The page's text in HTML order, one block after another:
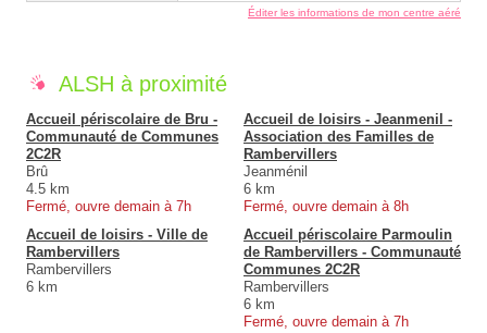
Éditer les informations de mon centre aéré
ALSH à proximité
Accueil périscolaire de Bru -
Communauté de Communes
2C2R
Brû
4.5 km
Fermé, ouvre demain à 7h
Accueil de loisirs - Jeanmenil -
Association des Familles de
Rambervillers
Jeanménil
6 km
Fermé, ouvre demain à 8h
Accueil de loisirs - Ville de
Rambervillers
Rambervillers
6 km
Accueil périscolaire Parmoulin
de Rambervillers - Communauté
Communes 2C2R
Rambervillers
6 km
Fermé, ouvre demain à 7h